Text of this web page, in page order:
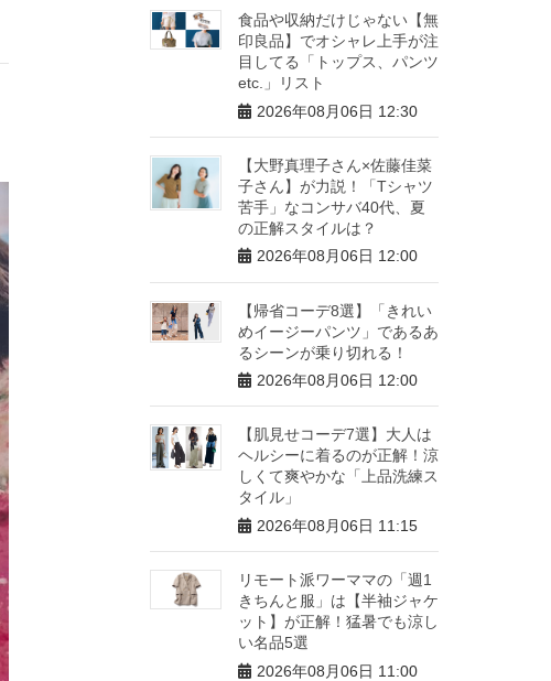
食品や収納だけじゃない【無
印良品】でオシャレ上手が注
目してる「トップス、パンツ
etc.」リスト
2026年08月06日 12:30
【大野真理子さん×佐藤佳菜
子さん】が力説！「Tシャツ
苦手」なコンサバ40代、夏
の正解スタイルは？
2026年08月06日 12:00
【帰省コーデ8選】「きれい
めイージーパンツ」であるあ
るシーンが乗り切れる！
2026年08月06日 12:00
【肌見せコーデ7選】大人は
ヘルシーに着るのが正解！涼
しくて爽やかな「上品洗練ス
タイル」
2026年08月06日 11:15
リモート派ワーママの「週1
きちんと服」は【半袖ジャケ
ット】が正解！猛暑でも涼し
い名品5選
2026年08月06日 11:00